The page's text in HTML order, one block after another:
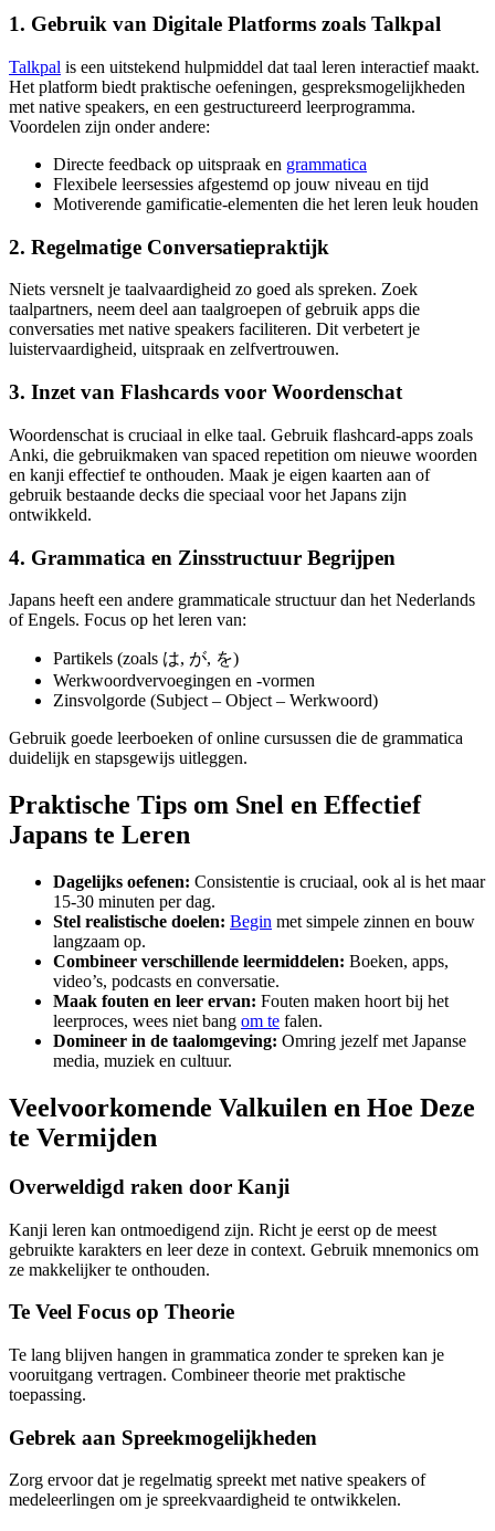
1. Gebruik van Digitale Platforms zoals Talkpal
Talkpal is een uitstekend hulpmiddel dat taal leren interactief maakt.
Het platform biedt praktische oefeningen, gespreksmogelijkheden
met native speakers, en een gestructureerd leerprogramma.
Voordelen zijn onder andere:
Directe feedback op uitspraak en grammatica
Flexibele leersessies afgestemd op jouw niveau en tijd
Motiverende gamificatie-elementen die het leren leuk houden
2. Regelmatige Conversatiepraktijk
Niets versnelt je taalvaardigheid zo goed als spreken. Zoek
taalpartners, neem deel aan taalgroepen of gebruik apps die
conversaties met native speakers faciliteren. Dit verbetert je
luistervaardigheid, uitspraak en zelfvertrouwen.
3. Inzet van Flashcards voor Woordenschat
Woordenschat is cruciaal in elke taal. Gebruik flashcard-apps zoals
Anki, die gebruikmaken van spaced repetition om nieuwe woorden
en kanji effectief te onthouden. Maak je eigen kaarten aan of
gebruik bestaande decks die speciaal voor het Japans zijn
ontwikkeld.
4. Grammatica en Zinsstructuur Begrijpen
Japans heeft een andere grammaticale structuur dan het Nederlands
of Engels. Focus op het leren van:
Partikels (zoals は, が, を)
Werkwoordvervoegingen en -vormen
Zinsvolgorde (Subject – Object – Werkwoord)
Gebruik goede leerboeken of online cursussen die de grammatica
duidelijk en stapsgewijs uitleggen.
Praktische Tips om Snel en Effectief
Japans te Leren
Dagelijks oefenen: Consistentie is cruciaal, ook al is het maar
15-30 minuten per dag.
Stel realistische doelen: Begin met simpele zinnen en bouw
langzaam op.
Combineer verschillende leermiddelen: Boeken, apps,
video’s, podcasts en conversatie.
Maak fouten en leer ervan: Fouten maken hoort bij het
leerproces, wees niet bang om te falen.
Domineer in de taalomgeving: Omring jezelf met Japanse
media, muziek en cultuur.
Veelvoorkomende Valkuilen en Hoe Deze
te Vermijden
Overweldigd raken door Kanji
Kanji leren kan ontmoedigend zijn. Richt je eerst op de meest
gebruikte karakters en leer deze in context. Gebruik mnemonics om
ze makkelijker te onthouden.
Te Veel Focus op Theorie
Te lang blijven hangen in grammatica zonder te spreken kan je
vooruitgang vertragen. Combineer theorie met praktische
toepassing.
Gebrek aan Spreekmogelijkheden
Zorg ervoor dat je regelmatig spreekt met native speakers of
medeleerlingen om je spreekvaardigheid te ontwikkelen.